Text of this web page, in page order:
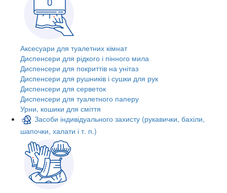
Аксесуари для туалетних кімнат
Диспенсери для рідкого і пінного мила
Диспенсери для покриттів на унітаз
Диспенсери для рушників і сушки для рук
Диспенсери для серветок
Диспенсери для туалетного паперу
Урни, кошики для сміття
Засоби індивідуального захисту (рукавички, бахіли,
шапочки, халати і т. п.)